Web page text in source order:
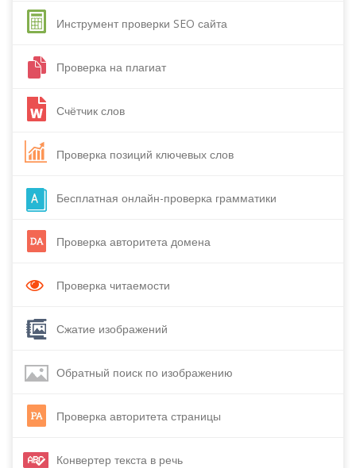
Инструмент проверки SEO сайта
Проверка на плагиат
Счётчик слов
Проверка позиций ключевых слов
Бесплатная онлайн-проверка грамматики
Проверка авторитета домена
Проверка читаемости
Сжатие изображений
Обратный поиск по изображению
Проверка авторитета страницы
Конвертер текста в речь